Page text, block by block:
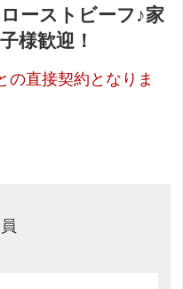
ーストビーフ♪家
様歓迎！
の直接契約となりま